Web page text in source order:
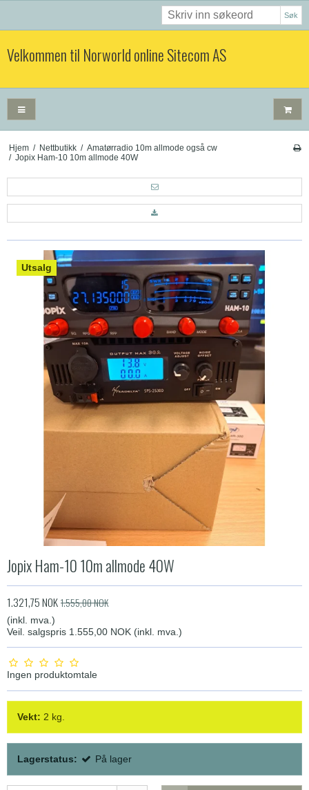
Søk
Velkommen til Norworld online Sitecom AS
Hjem / Nettbutikk / Amatørradio 10m allmode også cw
/ Jopix Ham-10 10m allmode 40W
Utsalg
Jopix Ham-10 10m allmode 40W
1.321,75 NOK1.555,00 NOK
(inkl. mva.)
Veil. salgspris 1.555,00 NOK (inkl. mva.)
Ingen produktomtale
Vekt: 2 kg.
Lagerstatus: På lager